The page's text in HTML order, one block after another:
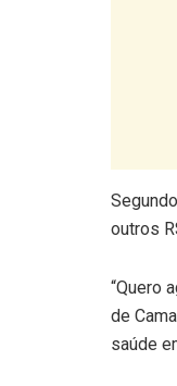
outros
“Quero
de
saúde